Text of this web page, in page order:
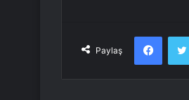
Paylaş